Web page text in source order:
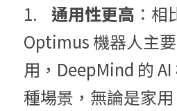
通用性更高 ：
Optimus 機器人主
用，DeepMind 的
種場景，無論是家